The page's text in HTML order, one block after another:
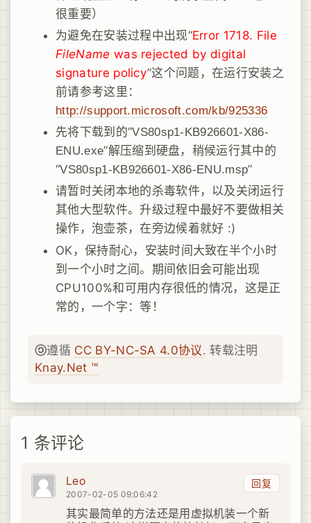
很重要）
为避免在安装过程中出现“Error 1718. File
FileName was rejected by digital
signature policy”这个问题，在运行安装之
前请参考这里：
http://support.microsoft.com/kb/925336
先将下载到的“VS80sp1-KB926601-X86-
ENU.exe”解压缩到硬盘，稍候运行其中的
“VS80sp1-KB926601-X86-ENU.msp”
请暂时关闭本地的杀毒软件，以及关闭运行
其他大型软件。升级过程中最好不要做相关
操作，泡壶茶，在旁边候着就好 :)
OK，保持耐心，安装时间大致在半个小时
到一个小时之间。期间依旧会可能出现
CPU100%和可用内存很低的情况，这是正
常的，一个字：等！
遵循 CC BY-NC-SA 4.0协议. 转载注明
Knay.Net ™
1 条评论
回复
Leo
2007-02-05 09:06:42
其实最简单的方法还是用虚拟机装一个新